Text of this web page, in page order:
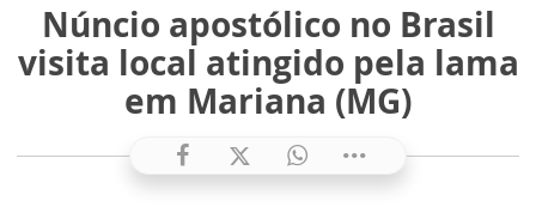
Núncio apostólico no Brasil
visita local atingido pela lama
em Mariana (MG)